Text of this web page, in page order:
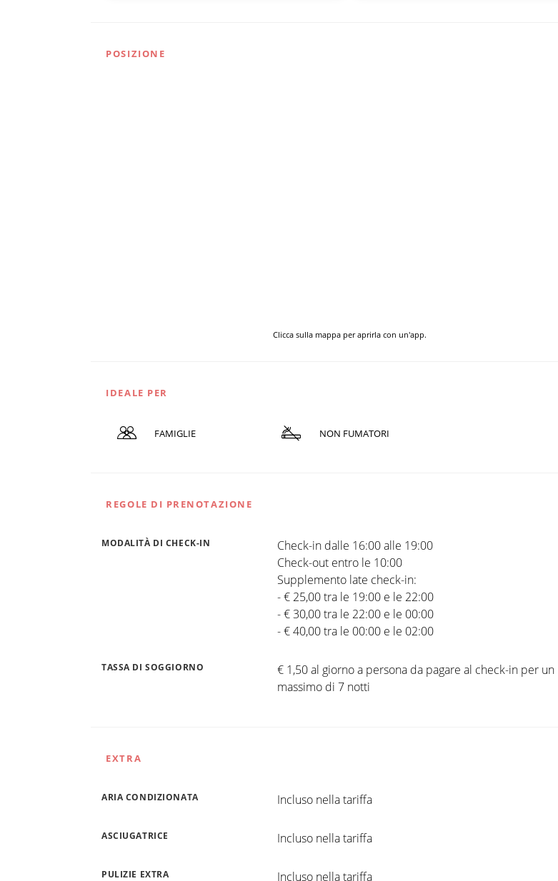
POSIZIONE
Clicca sulla mappa per aprirla con un'app.
IDEALE PER
FAMIGLIE NON FUMATORI
REGOLE DI PRENOTAZIONE
MODALITÀ DI CHECK-IN
Check-in dalle 16:00 alle 19:00
Check-out entro le 10:00
Supplemento late check-in:
- € 25,00 tra le 19:00 e le 22:00
- € 30,00 tra le 22:00 e le 00:00
- € 40,00 tra le 00:00 e le 02:00
TASSA DI SOGGIORNO
€ 1,50 al giorno a persona da pagare al check-in per un
massimo di 7 notti
EXTRA
ARIA CONDIZIONATA Incluso nella tariffa
ASCIUGATRICE Incluso nella tariffa
PULIZIE EXTRA Incluso nella tariffa